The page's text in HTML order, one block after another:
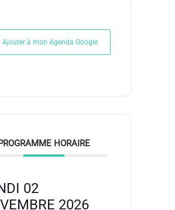
Ajouter à mon Agenda Google
HORAIRE
02
2026